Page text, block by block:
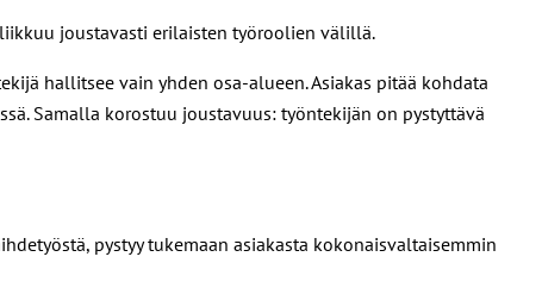
joustavasti erilaisten työroolien välillä.
hallitsee vain yhden osa-alueen. Asiakas pitää kohdata
Samalla korostuu joustavuus: työntekijän on pystyttävä
pystyy tukemaan asiakasta kokonaisvaltaisemmin